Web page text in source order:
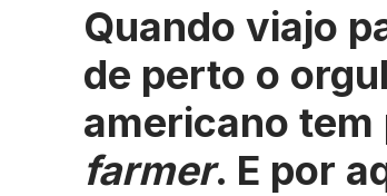
Quando viajo
de perto o
americano tem
farmer. E por